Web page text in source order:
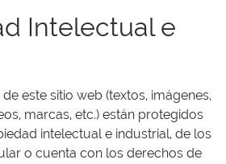
Intelectual e
este sitio web (textos, imágenes,
marcas, etc.) están protegidos
intelectual e industrial, de los
o cuenta con los derechos de